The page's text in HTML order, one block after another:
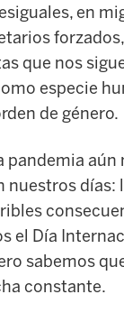
en
que nos
especie
de género.
pandemia aún
nuestros días:
el Día
sabemos
constante.